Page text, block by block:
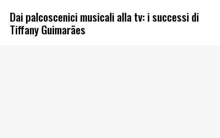
Dai palcoscenici musicali alla tv: i successi di
Tiffany Guimarães